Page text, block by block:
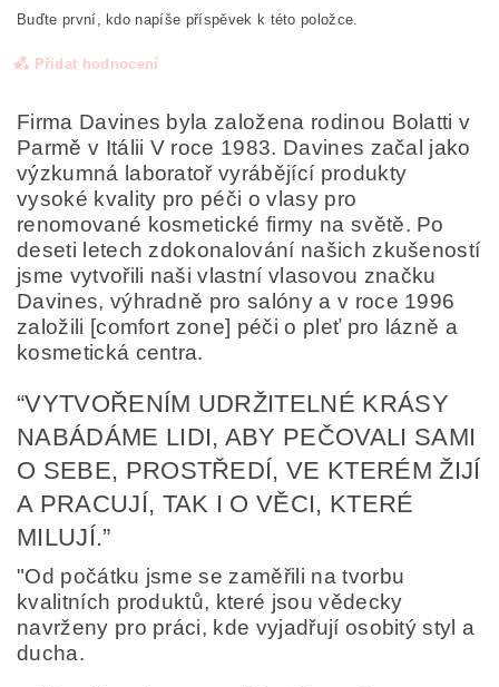
Buďte první, kdo napíše příspěvek k této položce.
Přidat hodnocení
Odesláním formuláře/objednávky vyjadřujete souhlas
se zpracováním osobních údajů v souladu s definicí
ochrany osobních údajů .
Firma Davines byla založena rodinou Bolatti v
Parmě v Itálii V roce 1983. Davines začal jako
výzkumná laboratoř vyrábějící produkty
vysoké kvality pro péči o vlasy pro
renomované kosmetické firmy na světě. Po
deseti letech zdokonalování našich zkušeností
jsme vytvořili naši vlastní vlasovou značku
Davines, výhradně pro salóny a v roce 1996
založili [comfort zone] péči o pleť pro lázně a
kosmetická centra.
“VYTVOŘENÍM UDRŽITELNÉ KRÁSY
NABÁDÁME LIDI, ABY PEČOVALI SAMI
O SEBE, PROSTŘEDÍ, VE KTERÉM ŽIJÍ
A PRACUJÍ, TAK I O VĚCI, KTERÉ
MILUJÍ.”
"Od počátku jsme se zaměřili na tvorbu
kvalitních produktů, které jsou vědecky
navrženy pro práci, kde vyjadřují osobitý styl a
ducha.